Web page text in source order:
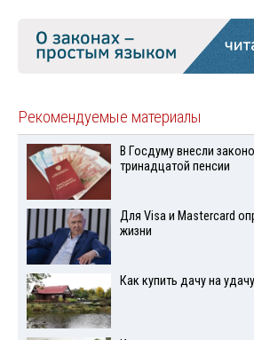
Рекомендуемые материалы
В Госдуму внесли
тринадцатой пенсии
Для Visа и Mastercard
жизни
Как купить дачу на удачу